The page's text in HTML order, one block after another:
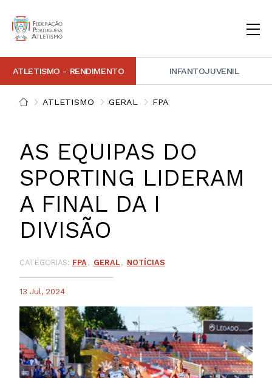
ATLETISMO - RENDIMENTO INFANTOJUVENIL
INSTITUCIONAL
DOCUMENTAÇÃO
ARBITRAGEM
DECISÕES DISCIPLINARES
CONTACTOS
FOTOGRAFIAS
VIDEOS
IMAGEM DE MARCA FPA
COMUNICADOS DE IMPRENSA
NEWSLETTER FPA
ATLETISMO GERAL FPA
AS EQUIPAS DO
SPORTING LIDERAM
A FINAL DA I
DIVISÃO
CATEGORIAS: FPA GERAL NOTÍCIAS
13 Jul, 2024